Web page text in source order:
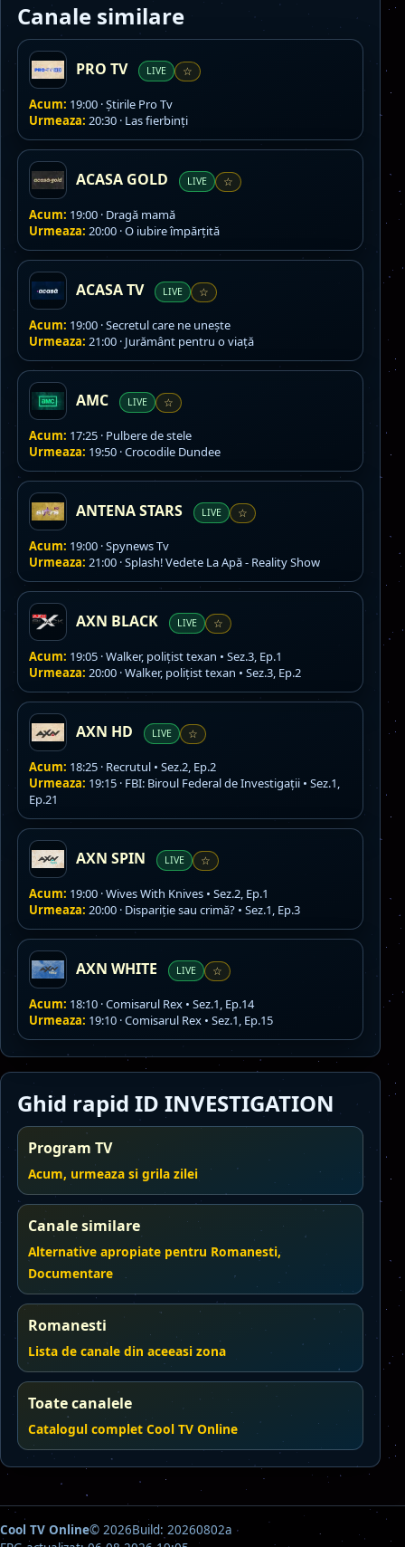
Canale similare
PRO TV LIVE ☆
Acum: 19:00 · Ştirile Pro Tv
Urmeaza: 20:30 · Las fierbinți
ACASA GOLD LIVE ☆
Acum: 19:00 · Dragă mamă
Urmeaza: 20:00 · O iubire împărţită
ACASA TV LIVE ☆
Acum: 19:00 · Secretul care ne unește
Urmeaza: 21:00 · Jurământ pentru o viaţă
AMC LIVE ☆
Acum: 17:25 · Pulbere de stele
Urmeaza: 19:50 · Crocodile Dundee
ANTENA STARS LIVE ☆
Acum: 19:00 · Spynews Tv
Urmeaza: 21:00 · Splash! Vedete La Apă - Reality Show
AXN BLACK LIVE ☆
Acum: 19:05 · Walker, polițist texan • Sez.3, Ep.1
Urmeaza: 20:00 · Walker, polițist texan • Sez.3, Ep.2
AXN HD LIVE ☆
Acum: 18:25 · Recrutul • Sez.2, Ep.2
Urmeaza: 19:15 · FBI: Biroul Federal de Investigații • Sez.1,
Ep.21
AXN SPIN LIVE ☆
Acum: 19:00 · Wives With Knives • Sez.2, Ep.1
Urmeaza: 20:00 · Dispariție sau crimă? • Sez.1, Ep.3
AXN WHITE LIVE ☆
Acum: 18:10 · Comisarul Rex • Sez.1, Ep.14
Urmeaza: 19:10 · Comisarul Rex • Sez.1, Ep.15
Ghid rapid ID INVESTIGATION
Program TV
Acum, urmeaza si grila zilei
Canale similare
Alternative apropiate pentru Romanesti,
Documentare
Romanesti
Lista de canale din aceeasi zona
Toate canalele
Catalogul complet Cool TV Online
Cool TV Online© 2026Build: 20260802a